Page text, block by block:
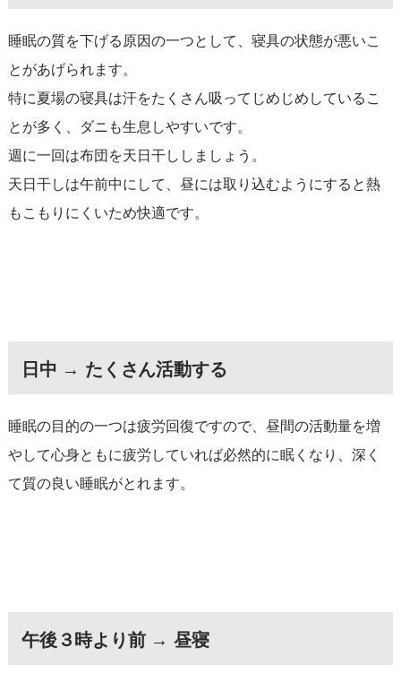
睡眠の質を下げる原因の一つとして、寝具の状態が悪いこ
とがあげられます。
特に夏場の寝具は汗をたくさん吸ってじめじめしているこ
とが多く、ダニも生息しやすいです。
週に一回は布団を天日干ししましょう。
天日干しは午前中にして、昼には取り込むようにすると熱
もこもりにくいため快適です。
日中 → たくさん活動する
睡眠の目的の一つは疲労回復ですので、昼間の活動量を増
やして心身ともに疲労していれば必然的に眠くなり、深く
て質の良い睡眠がとれます。
午後３時より前 → 昼寝